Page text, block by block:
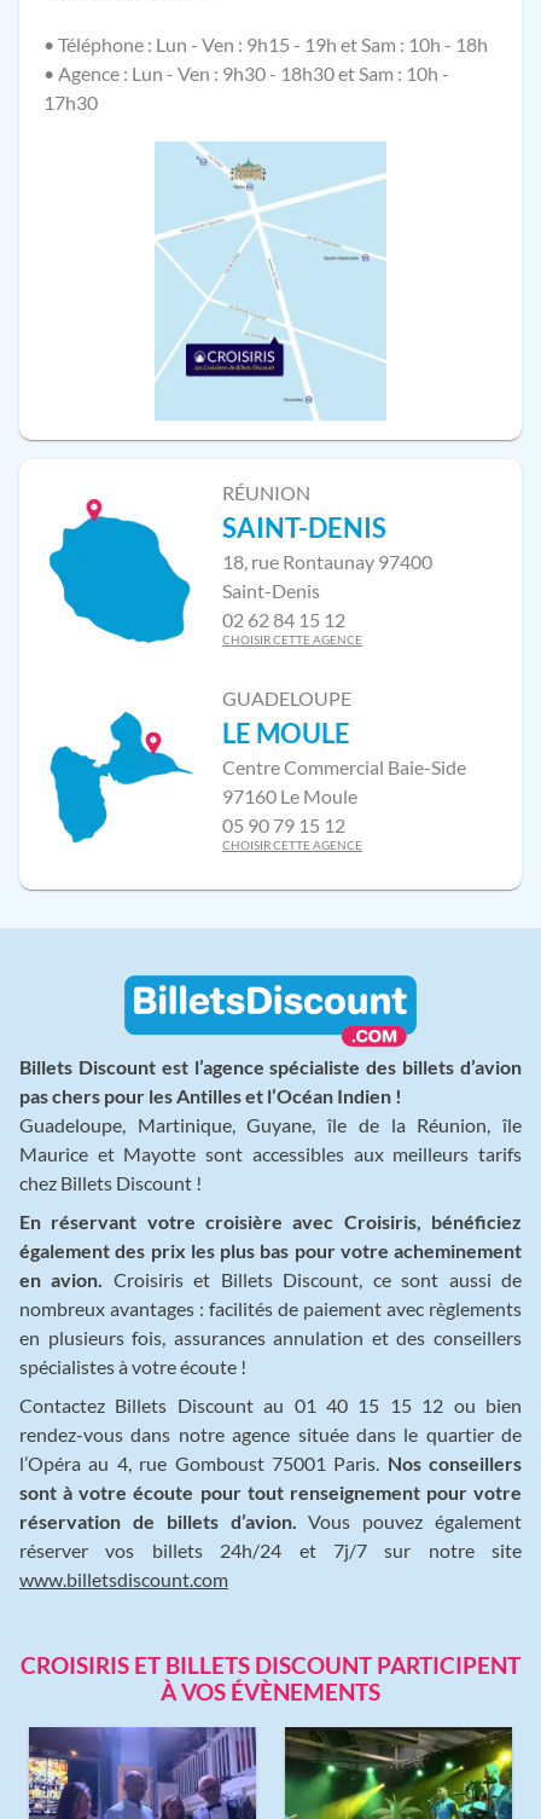
• Téléphone : Lun - Ven : 9h15 - 19h et Sam : 10h - 18h
• Agence : Lun - Ven : 9h30 - 18h30 et Sam : 10h -
17h30
RÉUNION
SAINT-DENIS
18, rue Rontaunay 97400
Saint-Denis
02 62 84 15 12
CHOISIR CETTE AGENCE
GUADELOUPE
LE MOULE
Centre Commercial Baie-Side
97160 Le Moule
05 90 79 15 12
CHOISIR CETTE AGENCE
Billets Discount est l’agence spécialiste des billets d’avion
pas chers pour les Antilles et l’Océan Indien !
Guadeloupe, Martinique, Guyane, île de la Réunion, île
Maurice et Mayotte sont accessibles aux meilleurs tarifs
chez Billets Discount !
En réservant votre croisière avec Croisiris, bénéficiez
également des prix les plus bas pour votre acheminement
en avion.
Croisiris et Billets Discount, ce sont aussi de
nombreux avantages : facilités de paiement avec règlements
en plusieurs fois, assurances annulation et des conseillers
spécialistes à votre écoute !
Contactez Billets Discount au 01 40 15 15 12 ou bien
rendez-vous dans notre agence située dans le quartier de
l’Opéra au 4, rue Gomboust 75001 Paris. Nos conseillers
sont à votre écoute pour tout renseignement pour votre
réservation de billets d’avion.
Vous pouvez également
réserver vos billets 24h/24 et 7j/7 sur notre site
www.billetsdiscount.com
CROISIRIS ET BILLETS DISCOUNT PARTICIPENT
À VOS ÉVÈNEMENTS